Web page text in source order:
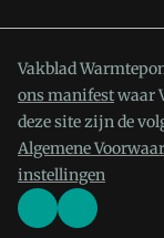
Vakblad
ons manifestwaar
deze site zijn de
Algemene
instellingen